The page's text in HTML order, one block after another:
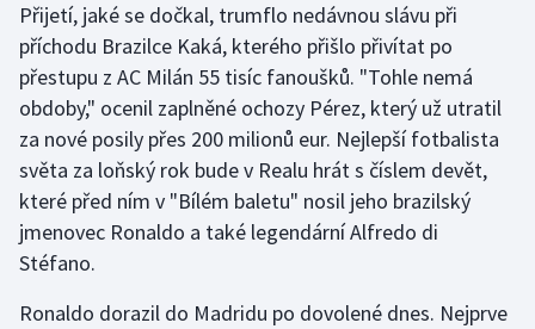
Jezdectví
Judo
Krasobruslení
Lezení
Lyže a snowboard
Moderní pětiboj
Přijetí, jaké se dočkal, trumflo nedávnou slávu při
příchodu Brazilce Kaká, kterého přišlo přivítat po
přestupu z AC Milán 55 tisíc fanoušků. "Tohle nemá
obdoby," ocenil zaplněné ochozy Pérez, který už utratil
za nové posily přes 200 milionů eur. Nejlepší fotbalista
světa za loňský rok bude v Realu hrát s číslem devět,
které před ním v "Bílém baletu" nosil jeho brazilský
jmenovec Ronaldo a také legendární Alfredo di
Stéfano.
Ronaldo dorazil do Madridu po dovolené dnes. Nejprve